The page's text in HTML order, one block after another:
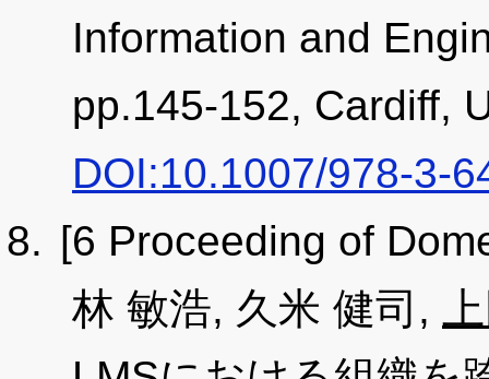
Information and
pp.145-152, Cardiff,
DOI:10.1007/978-3-
[6 Proceeding of
林 敏浩, 久米 健司,